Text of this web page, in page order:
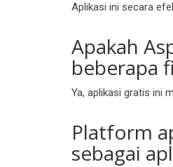
Aplikasi ini secara
Apakah
beberapa
Ya, aplikasi gratis ini
Platform
sebagai